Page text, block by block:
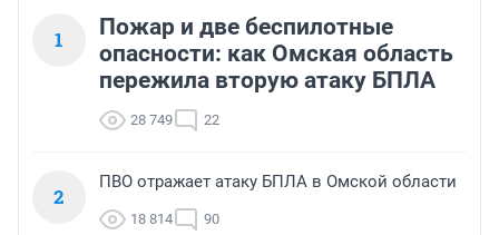
1
Пожар и две беспилотные
опасности: как Омская область
пережила вторую атаку БПЛА
28 749 22
2
ПВО отражает атаку БПЛА в Омской области
18 814 90